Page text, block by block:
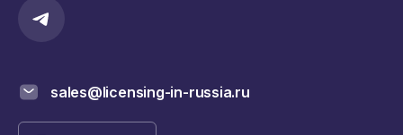
sales@licensing-in-russia.ru